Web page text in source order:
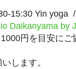
15:30 Yin yoga
Daikanyama by
円を目安にご
します。